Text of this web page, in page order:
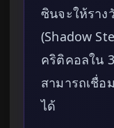
ซินจะให้ราง
(Shadow
คริติคอลใน
สามารถเชื่อ
ได้